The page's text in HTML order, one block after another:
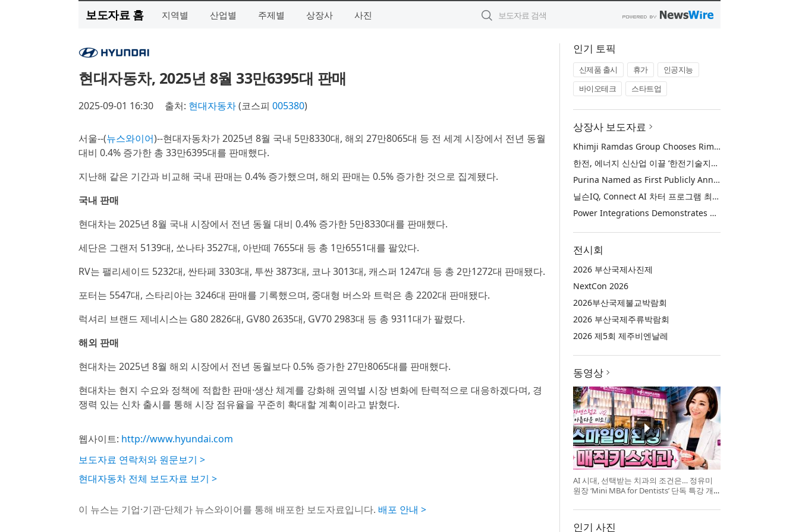
보도자료 홈 지역별 산업별 주제별 상장사 사진
현대자동차, 2025년 8월 33만6395대 판매
2025-09-01 16:30 출처: 현대자동차(코스피 005380)
서울--(뉴스와이어)--현대자동차가 2025년 8월 국내 5만8330대, 해외 27만8065대 등 전 세계 시장에서 전년 동월
대비 0.4% 증가한 총 33만6395대를 판매했다.
지난해 같은 기간과 비교해 국내 판매는 0.4% 증가했으며, 해외 판매는 0.5% 증가한 것으로 집계됐다.
국내 판매
현대차는 2025년 8월 국내 시장에서 전년 동월 대비 0.4% 증가한 5만8330대를 판매했다.
세단은 그랜저 5139대, 쏘나타 3527대, 아반떼 7655대 등 총 1만6551대를 팔았다.
RV는 팰리세이드 5232대, 싼타페 3303대, 투싼 3873대, 코나 3013대, 캐스퍼 1247대 등 총 2만1272대 판매됐다.
포터는 5547대, 스타리아는 3246대 판매를 기록했으며, 중대형 버스와 트럭은 총 2202대 판매됐다.
럭셔리 브랜드 제네시스는 G80 2826대, GV80 2635대, GV70 2983대 등 총 9311대가 팔렸다.
해외 판매
현대차는 2025년 8월 해외 시장에서 전년 동월보다 0.5% 증가한 27만8065대를 판매했다.
현대차는 현지 수요와 정책에 적합한 판매·생산 체계를 강화해 권역별 시장 변화에 탄력적으로 대응하겠다며, 경
쟁력 있는 신차 출시를 통해 시장 점유율을 꾸준히 확대할 계획이라고 밝혔다.
웹사이트: http://www.hyundai.com
보도자료 연락처와 원문보기 >
현대자동차 전체 보도자료 보기 >
이 뉴스는 기업·기관·단체가 뉴스와이어를 통해 배포한 보도자료입니다. 배포 안내 >
인기 토픽
신제품 출시 휴가
인공지능
바이오테크
스타트업
상장사 보도자료
Khimji Ramdas Group Chooses Rimini Street to Reduce SAP Support Costs, Protect 700+ Customizations and Reinvest Savings in Innovation
한전, 에너지 신산업 이끌 ‘한전기술지주’ 공식 출범
Purina Named as First Publicly Announced NIQ ConnectAI Charter Client
닐슨IQ, Connect AI 차터 프로그램 최초 고객사 ‘퓨리나’ 선정
Power Integrations Demonstrates World’s First 2200 V GaN Technology for Next-Era High-Voltage Power Systems
전시회
2026 부산국제사진제
NextCon 2026
2026부산국제불교박람회
2026 부산국제주류박람회
2026 제5회 제주비엔날레
동영상
AI 시대, 선택받는 치과의 조건은… 정유미
원장 ‘Mini MBA for Dentists’ 단독 특강 개
인기 사진